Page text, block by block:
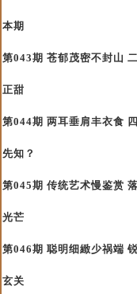
本期
第043期 苍郁茂密不封山
正甜
第044期 两耳垂肩丰衣食
先知？
第045期 传统艺术慢鉴赏
光芒
第046期 聪明细緻少祸端
玄关